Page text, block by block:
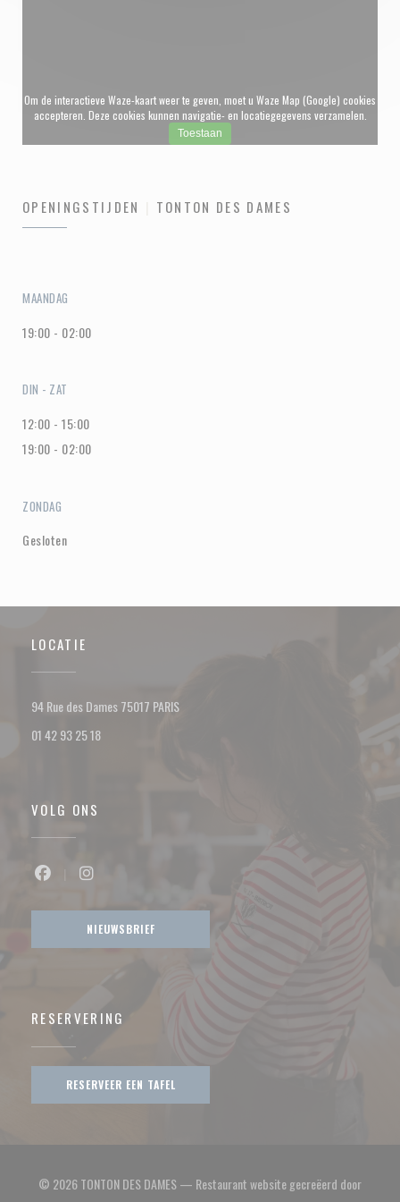
Om de interactieve Waze-kaart weer te geven, moet u Waze Map (Google) cookies
accepteren. Deze cookies kunnen navigatie- en locatiegegevens verzamelen.
Toestaan
OPENINGSTIJDEN TONTON DES DAMES
MAANDAG
19:00 - 02:00
DIN - ZAT
12:00 - 15:00
19:00 - 02:00
ZONDAG
Gesloten
LOCATIE
94 Rue des Dames 75017 PARIS((opent in een nieuw venster))
01 42 93 25 18
VOLG ONS
Facebook ((opent in een nieuw venster))
NIEUWSBRIEF
RESERVERING
RESERVEER EEN TAFEL
© 2026 TONTON DES DAMES — Restaurant website gecreëerd door